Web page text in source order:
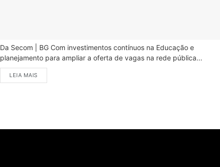
Da Secom | BG Com investimentos contínuos na Educação e
planejamento para ampliar a oferta de vagas na rede pública...
LEIA MAIS